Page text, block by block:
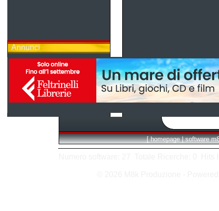
Annunci
[ homepage | software